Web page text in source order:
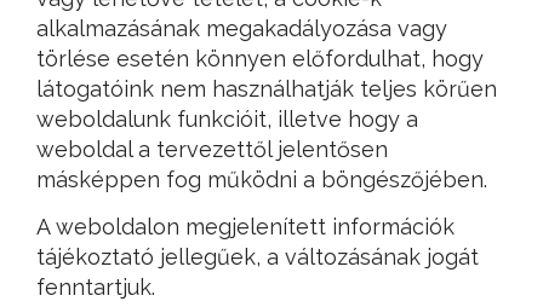
alkalmazásának megakadályozása vagy
törlése esetén könnyen előfordulhat, hogy
látogatóink nem használhatják teljes körűen
weboldalunk funkcióit, illetve hogy a
weboldal a tervezettől jelentősen
másképpen fog működni a böngészőjében.
A weboldalon megjelenített információk
tájékoztató jellegűek, a változásának jogát
fenntartjuk.